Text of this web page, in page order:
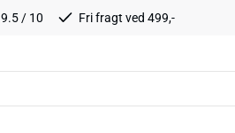
9.5 / 10 Fri fragt ved 499,-